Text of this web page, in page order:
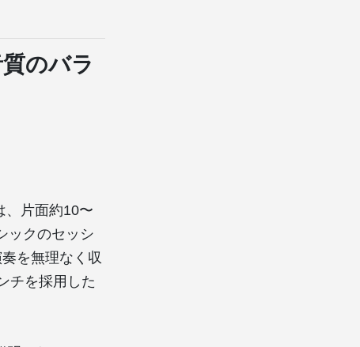
のバラ
、片面約10〜
ックのセッシ
を無理なく収
チを採用した